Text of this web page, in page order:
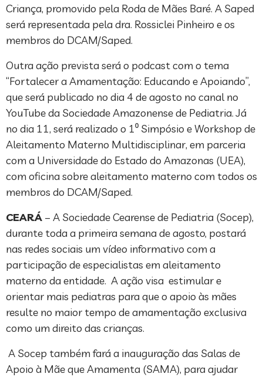
Criança, promovido pela Roda de Mães Baré. A Saped
será representada pela dra. Rossiclei Pinheiro e os
membros do DCAM/Saped.
Outra ação prevista será o podcast com o tema
“Fortalecer a Amamentação: Educando e Apoiando”,
que será publicado no dia 4 de agosto no canal no
YouTube da Sociedade Amazonense de Pediatria. Já
no dia 11, será realizado o 1⁰ Simpósio e Workshop de
Aleitamento Materno Multidisciplinar, em parceria
com a Universidade do Estado do Amazonas (UEA),
com oficina sobre aleitamento materno com todos os
membros do DCAM/Saped.
CEARÁ – A Sociedade Cearense de Pediatria (Socep),
durante toda a primeira semana de agosto, postará
nas redes sociais um vídeo informativo com a
participação de especialistas em aleitamento
materno da entidade. A ação visa estimular e
orientar mais pediatras para que o apoio às mães
resulte no maior tempo de amamentação exclusiva
como um direito das crianças.
A Socep também fará a inauguração das Salas de
Apoio à Mãe que Amamenta (SAMA), para ajudar